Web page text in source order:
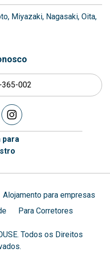
Miyazaki Nagasaki Oita
002
para
Alojamento para empresas
Para Corretores
Todos os Direitos